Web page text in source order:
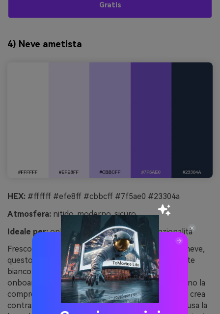
Gratis
4) Neve ametista
HEX: #ffffff #efe8ff #cbbcff #7f5ae0 #23304a
Atmosfera: nitido, moderno, sicuro
Ideale per:onboarding app e highlight funzionalità
Fresco e moderno come cristalli di ametista sulla neve,
questo set è tecnologico e rilassante. Come palette
bianco e viola, funziona bene nelle schermate di
onboarding dove spazi bianchi e gerarchia migliorano la
comprensione. Abbinare il blu navy a pulsanti viola crea
contrasto e accessibilità nelle UI. Consiglio d’uso: usa la